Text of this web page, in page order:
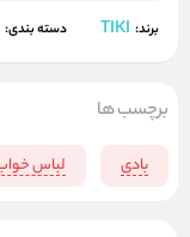
برند: TIKI دسته بندی:
برچسب ها
بادی لباس